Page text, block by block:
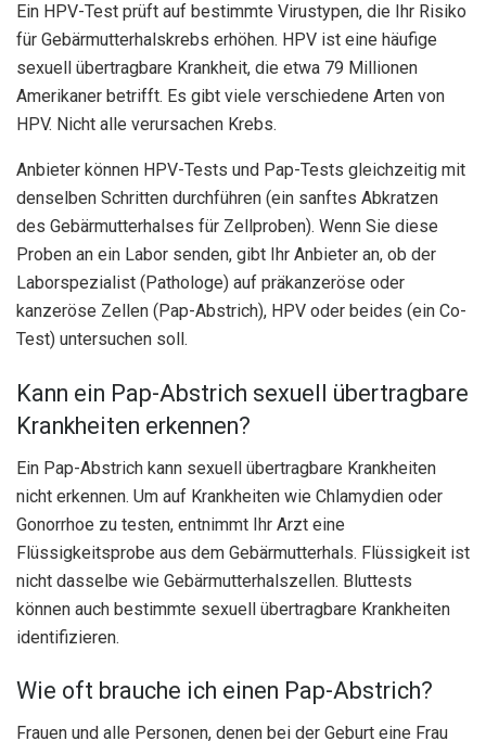
Ein HPV-Test prüft auf bestimmte Virustypen, die Ihr Risiko
für Gebärmutterhalskrebs erhöhen. HPV ist eine häufige
sexuell übertragbare Krankheit, die etwa 79 Millionen
Amerikaner betrifft. Es gibt viele verschiedene Arten von
HPV. Nicht alle verursachen Krebs.
Anbieter können HPV-Tests und Pap-Tests gleichzeitig mit
denselben Schritten durchführen (ein sanftes Abkratzen
des Gebärmutterhalses für Zellproben). Wenn Sie diese
Proben an ein Labor senden, gibt Ihr Anbieter an, ob der
Laborspezialist (Pathologe) auf präkanzeröse oder
kanzeröse Zellen (Pap-Abstrich), HPV oder beides (ein Co-
Test) untersuchen soll.
Kann ein Pap-Abstrich sexuell übertragbare
Krankheiten erkennen?
Ein Pap-Abstrich kann sexuell übertragbare Krankheiten
nicht erkennen. Um auf Krankheiten wie Chlamydien oder
Gonorrhoe zu testen, entnimmt Ihr Arzt eine
Flüssigkeitsprobe aus dem Gebärmutterhals. Flüssigkeit ist
nicht dasselbe wie Gebärmutterhalszellen. Bluttests
können auch bestimmte sexuell übertragbare Krankheiten
identifizieren.
Wie oft brauche ich einen Pap-Abstrich?
Frauen und alle Personen, denen bei der Geburt eine Frau